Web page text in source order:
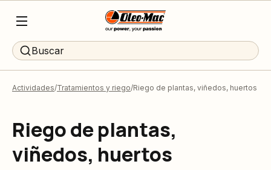
Buscar
Actividades Tratamientos y riego Riego de plantas, viñedos, huertos
Riego de plantas,
viñedos, huertos